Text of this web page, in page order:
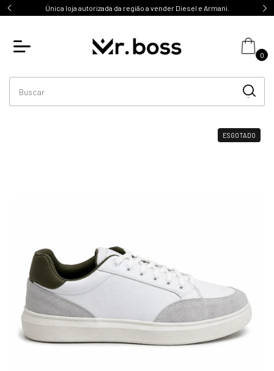
vender Diesel e Armani. 10% de desconto no PIX
0
ESGOTADO